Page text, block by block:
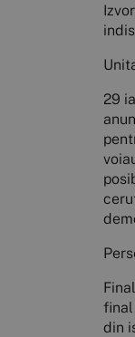
29
final
din